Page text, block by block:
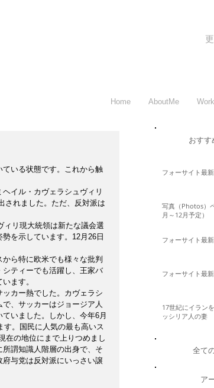
Home AboutMe
いる状態です。これから触
イル・カヴェラシュヴィリ
れました。ただ、反対派は
リ現大統領は新たな議会選
を示しています。12月26日
ら特に欧米でも様々な批判
ティーでも活躍し、王家バ
ます。
カー熱でした。カヴェラシ
、サッカーはジョージア人
いました。しかし、今年6月
す。国民に人気の最も高いス
在の地位にまで上りつめまし
謂知識人階層の出身で、そ
与党は反対派にいっさい譲
おすす
フォーサイト最
写真（Photos）
月～12月予定）
フォーサイト最
フォーサイト最
17世紀にイラン
ッシリア人の妻
全て
ア